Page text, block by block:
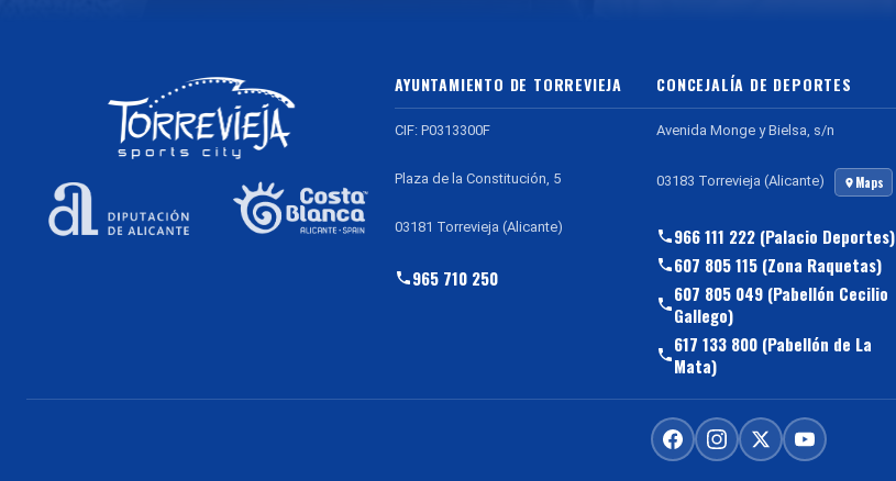
AYUNTAMIENTO DE TORREVIEJA
CIF: P0313300F
Plaza de la Constitución, 5
03181 Torrevieja (Alicante)
965 710 250
CONCEJALÍA DE DEPORTES
Avenida Monge y Bielsa, s/n
03183 Torrevieja (Alicante) Maps
966 111 222 (Palacio Deportes)
607 805 115 (Zona Raquetas)
607 805 049 (Pabellón Cecilio
Gallego)
617 133 800 (Pabellón de La
Mata)